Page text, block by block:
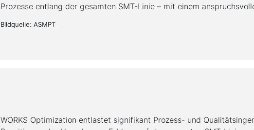
Prozesse entlang der gesamten SMT-Linie – mit einem
Bildquelle: ASMPT
WORKS Optimization entlastet signifikant Prozess- und